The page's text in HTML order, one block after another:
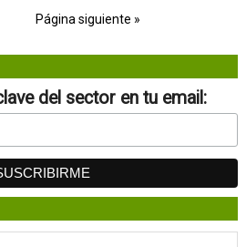
Página siguiente »
del sector en tu email: